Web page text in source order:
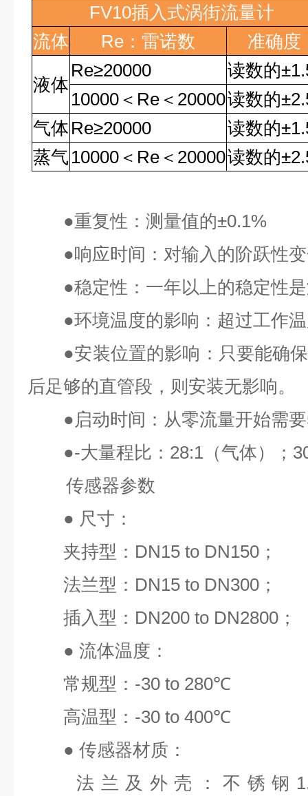
FV10插入式涡街流量计
流体
Re ：雷诺数 准确度
液体
Re≥20000 读数的
10000 ＜ Re ＜ 20000读数的
气体 Re≥20000 读数的
蒸气 10000 ＜ Re ＜ 20000读数的
●重复性：测量值的±0.1%
●响应时间：对输入的阶跃性
●稳定性：一年以上的稳定性
●环境温度的影响：超过工作
●安装位置的影响：只要能确
后足够的直管段，则安装无影响。
●启动时间：从零流量开始需要
●-大量程比： 28:1 （气体）；
传感器参数
● 尺寸：
夹持型： DN15 to DN150 ；
法兰型： DN15 to DN300 ；
插入型： DN200 to DN2800 ；
● 流体温度：
常规型： -30 to 280℃
高温型： -30 to 400℃
● 传感器材质：
法兰及外壳：不锈钢